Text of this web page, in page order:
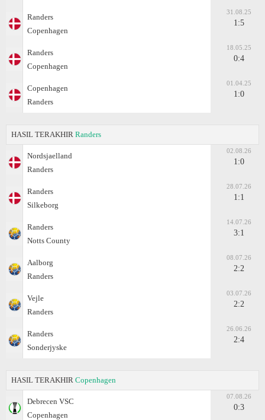
Randers
Copenhagen
31.08.25
1:5
Randers
Copenhagen
18.05.25
0:4
Copenhagen
Randers
01.04.25
1:0
HASIL TERAKHIR Randers
Nordsjaelland
Randers
02.08.26
1:0
Randers
Silkeborg
28.07.26
1:1
Randers
Notts County
14.07.26
3:1
Aalborg
Randers
08.07.26
2:2
Vejle
Randers
03.07.26
2:2
Randers
Sonderjyske
26.06.26
2:4
HASIL TERAKHIR Copenhagen
Debrecen VSC
Copenhagen
07.08.26
0:3